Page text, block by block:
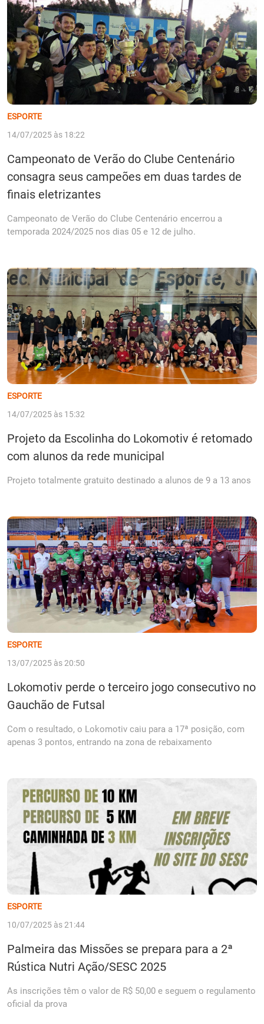
ESPORTE
14/07/2025 às 18:22
Campeonato de Verão do Clube Centenário
consagra seus campeões em duas tardes de
finais eletrizantes
Campeonato de Verão do Clube Centenário encerrou a
temporada 2024/2025 nos dias 05 e 12 de julho.
ESPORTE
14/07/2025 às 15:32
Projeto da Escolinha do Lokomotiv é retomado
com alunos da rede municipal
Projeto totalmente gratuito destinado a alunos de 9 a 13 anos
ESPORTE
13/07/2025 às 20:50
Lokomotiv perde o terceiro jogo consecutivo no
Gauchão de Futsal
Com o resultado, o Lokomotiv caiu para a 17ª posição, com
apenas 3 pontos, entrando na zona de rebaixamento
ESPORTE
10/07/2025 às 21:44
Palmeira das Missões se prepara para a 2ª
Rústica Nutri Ação/SESC 2025
As inscrições têm o valor de R$ 50,00 e seguem o regulamento
oficial da prova